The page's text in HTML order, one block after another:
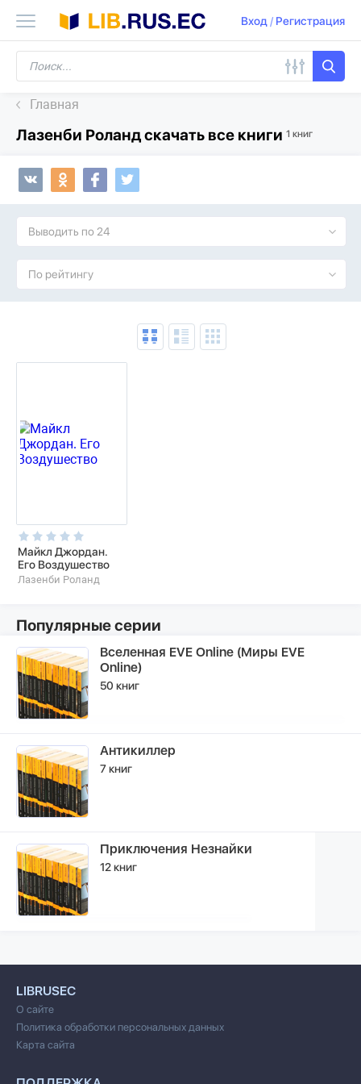
Вход/ Регистрация
Главная
Лазенби Роланд скачать все книги 1 книг
Выводить по 24
По рейтингу
Майкл Джордан.
Его Воздушество
Лазенби Роланд
Популярные серии
Вселенная EVE Online (Миры EVE
Online)
50 книг
Антикиллер
7 книг
Приключения Незнайки
12 книг
LIBRUSEC
О сайте
Политика обработки персональных данных
Карта сайта